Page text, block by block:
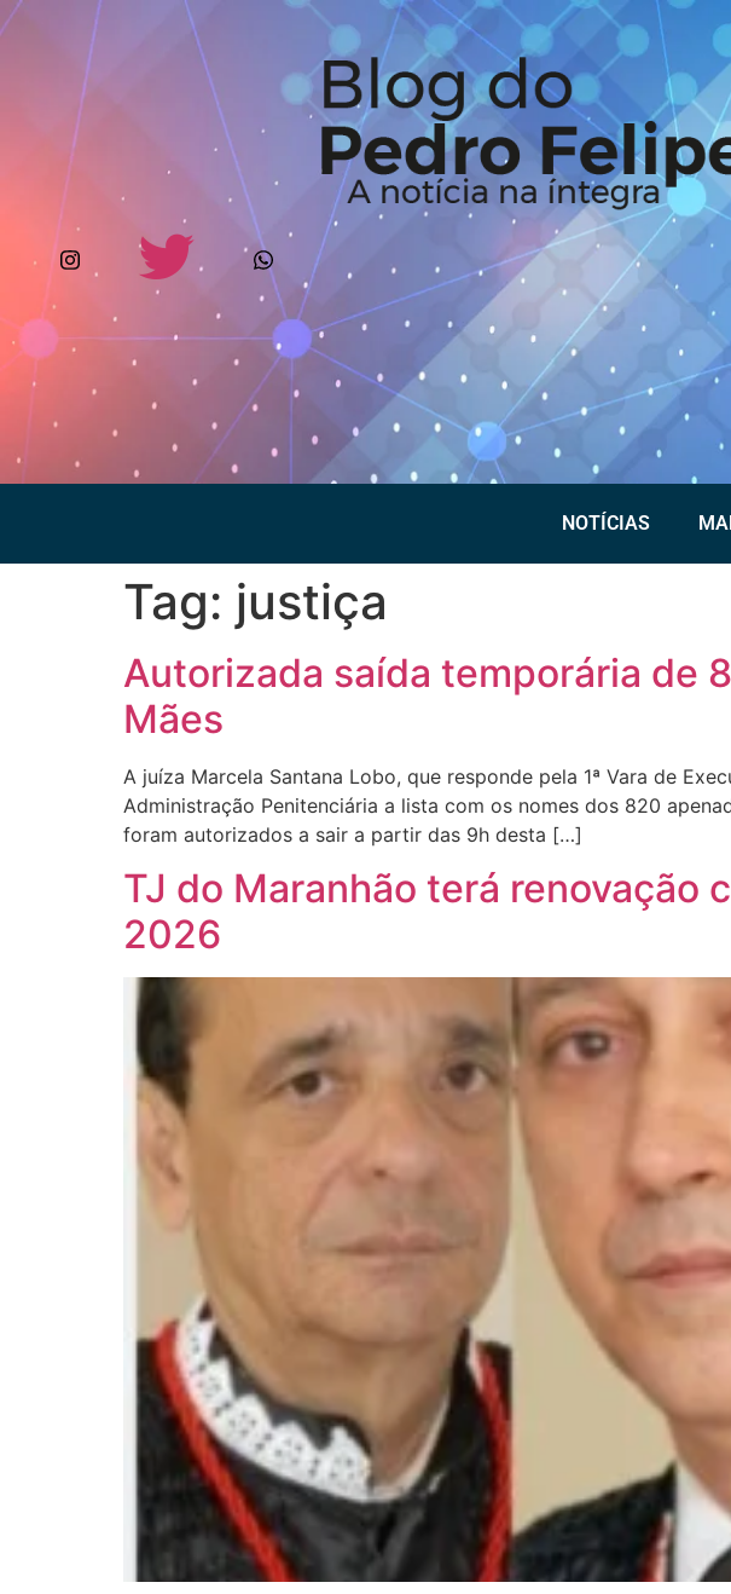
NOTÍCIAS
Tag: justiça
Autorizada saída temporária de
Mães
A juíza Marcela Santana Lobo, que responde pela 1ª Vara de
Administração Penitenciária a lista com os nomes dos 820
foram autorizados a sair a partir das 9h desta […]
TJ do Maranhão terá renovação
2026